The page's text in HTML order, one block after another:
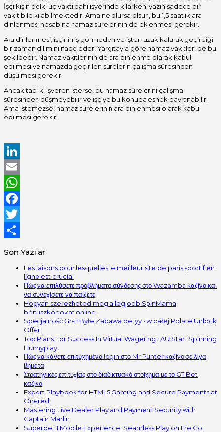
İşçi kışın belki üç vakti dahi işyerinde kılarken, yazın sadece bir
vakit bile kılabilmektedir. Ama ne olursa olsun, bu 1,5 saatlik ara
dinlenmesi hesabına namaz sürelerinin de eklenmesi gerekir.
Ara dinlenmesi; işçinin iş görmeden ve işten uzak kalarak geçirdiği
bir zaman dilimini ifade eder. Yargıtay’a göre namaz vakitleri de bu
şekildedir. Namaz vakitlerinin de ara dinlenme olarak kabul
edilmesi ve namazda geçirilen sürelerin çalışma süresinden
düşülmesi gerekir.
Ancak tabi ki işveren isterse, bu namaz sürelerini çalışma
süresinden düşmeyebilir ve işçiye bu konuda esnek davranabilir.
Ama istemezse, namaz sürelerinin ara dinlenmesi olarak kabul
edilmesi gerekir.
LinkedIn
Email
WhatsApp
Facebook
Twitter
Son Yazılar
Les raisons pour lesquelles le meilleur site de paris sportif en
ligne est crucial
Πώς να επιλύσετε προβλήματα σύνδεσης στο Wazamba καζίνο και
να συνεχίσετε να παίζετε
Hogyan szerezheted meg a legjobb SpinMama
bónuszkódokat online
Specjalność Gra I Byłe Zabawa betyy • w całej Polsce Unlock
Offer
Top Plans For Success In Virtual Wagering · AU Start Spinning
Hunnyplay
Πώς να κάνετε επιτυχημένο login στο Mr Punter καζίνο σε λίγα
βήματα
Στρατηγικές επιτυχίας στο διαδικτυακό στοίχημα με το GT Bet
καζίνο
Expert Playbook for HTML5 Gaming and Secure Payments at
Onered
Mastering Live Dealer Play and Payment Security with
Captain Marlin
Superbet 1 Mobile Experience: Seamless Play on the Go